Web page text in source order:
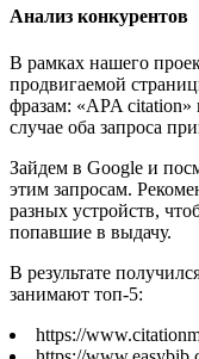
Анализ конкурентов
В рамках нашего
продвигаемой
фразам: «APA
случае оба запроса
Зайдем в Google и
этим запросам.
разных устройств,
попавшие в выдачу.
В результате
занимают топ-5:
https://